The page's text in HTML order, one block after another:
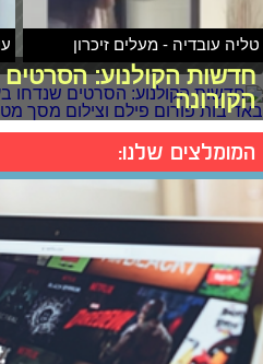
טליה עובדיה - מעלים זיכרון
חדשות הקולנוע:
הקורונה
המומלצים שלנו: